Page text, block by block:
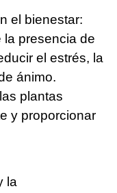
el bienestar:
la presencia de
el estrés, la
ánimo.
plantas
y proporcionar
la